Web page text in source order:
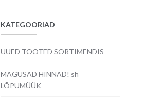
KATEGOORIAD
UUED TOOTED SORTIMENDIS
MAGUSAD HINNAD! sh
LÕPUMÜÜK